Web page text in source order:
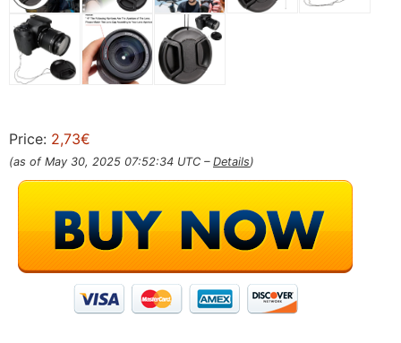
Price: 2,73€
(as of May 30, 2025 07:52:34 UTC – Details)